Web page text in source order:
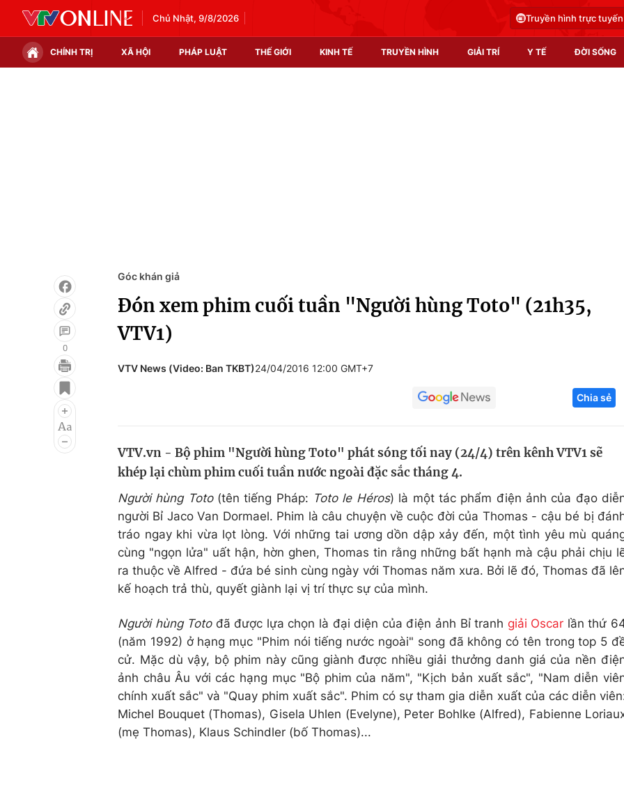
Chủ Nhật, 9/8/2026 Truyền hình trực tuyến
CHÍNH TRỊ XÃ HỘI PHÁP LUẬT THẾ GIỚI KINH TẾ TRUYỀN HÌNH GIẢI TRÍ Y TẾ ĐỜI SỐNG
Infographic
Điện ảnh
Âm nhạc
Chất lượng cuộc sống
Tuyển sinh
Hitech Công
Thị trường
0
Góc khán giả
Đón xem phim cuối tuần "Người hùng Toto" (21h35,
VTV1)
VTV News (Video: Ban TKBT)24/04/2016 12:00 GMT+7
Chia sẻ
VTV.vn - Bộ phim "Người hùng Toto" phát sóng tối nay (24/4) trên kênh VTV1 sẽ
khép lại chùm phim cuối tuần nước ngoài đặc sắc tháng 4.
Người hùng Toto(tên tiếng Pháp: Toto le Héros) là một tác phẩm điện ảnh của đạo
người Bỉ Jaco Van Dormael. Phim là câu chuyện về cuộc đời của Thomas - cậu bé bị
tráo ngay khi vừa lọt lòng. Với những tai ương dồn dập xảy đến, một tình yêu mù
cùng "ngọn lửa" uất hận, hờn ghen, Thomas tin rằng những bất hạnh mà cậu phải chịu
ra thuộc về Alfred - đứa bé sinh cùng ngày với Thomas năm xưa. Bởi lẽ đó, Thomas đã
kế hoạch trả thù, quyết giành lại vị trí thực sự của mình.
Người hùng Totođã được lựa chọn là đại diện của điện ảnh Bỉ tranh giải Oscar lần thứ
(năm 1992) ở hạng mục "Phim nói tiếng nước ngoài" song đã không có tên trong top 5
cử. Mặc dù vậy, bộ phim này cũng giành được nhiều giải thưởng danh giá của nền
ảnh châu Âu với các hạng mục "Bộ phim của năm", "Kịch bản xuất sắc", "Nam diễn
chính xuất sắc" và "Quay phim xuất sắc". Phim có sự tham gia diễn xuất của các diễn
Michel Bouquet (Thomas), Gisela Uhlen (Evelyne), Peter Bohlke (Alfred), Fabienne
(mẹ Thomas), Klaus Schindler (bố Thomas)...